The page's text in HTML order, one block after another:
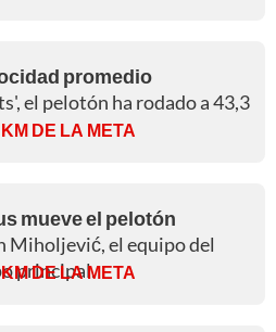
promedio
el pelotón ha rodado a 43,3
DE LA META
mueve el pelotón
Miholjević, el equipo del
principal.
DE LA META